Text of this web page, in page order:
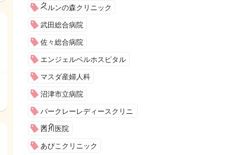
ク
ベルンの森クリニック
武田総合病院
佐々総合病院
エンジェルベルホスピタル
マスダ産婦人科
沼津市立病院
バークレーレディースクリニ
ック
西川医院
あびこクリニック